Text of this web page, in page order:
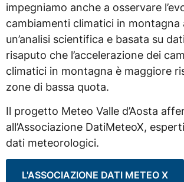
impegniamo anche a osservare
cambiamenti climatici in montagna
un’analisi scientifica e basata su
risaputo che l’accelerazione dei
climatici in montagna è maggiore
zone di bassa quota.
Il progetto Meteo Valle d’Aosta
all’Associazione DatiMeteoX,
dati meteorologici.
L'ASSOCIAZIONE DATI METEO X